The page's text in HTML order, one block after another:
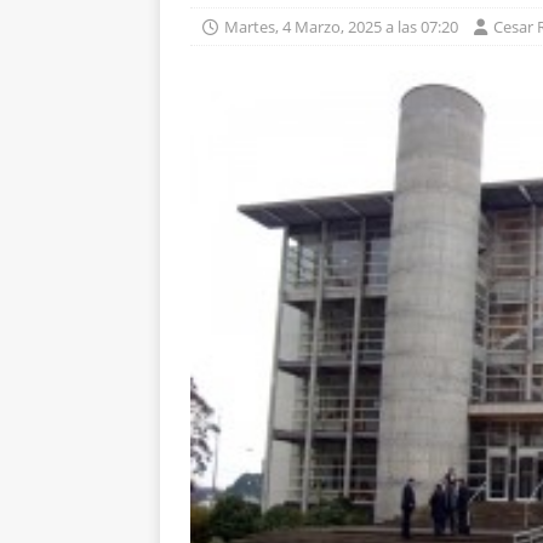
Martes, 4 Marzo, 2025 a las 07:20 Cesar